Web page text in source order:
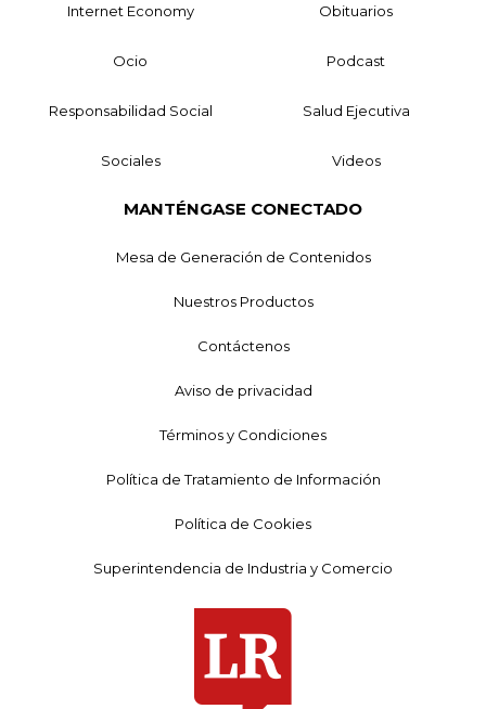
Internet Economy Obituarios
Ocio Podcast
Responsabilidad Social Salud Ejecutiva
Sociales Videos
MANTÉNGASE CONECTADO
Mesa de Generación de Contenidos
Nuestros Productos
Contáctenos
Aviso de privacidad
Términos y Condiciones
Política de Tratamiento de Información
Política de Cookies
Superintendencia de Industria y Comercio